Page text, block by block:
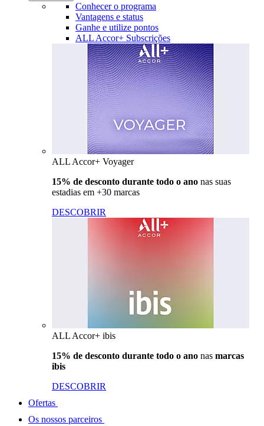
Conhecer o programa
Vantagens e status
Ganhe e utilize pontos
ALL Accor+ Subscrições
ALL Accor+ Voyager
15% de desconto durante todo o ano nas suas
estadias em +30 marcas
DESCOBRIR
ALL Accor+ ibis
15% de desconto durante todo o ano nas marcas
ibis
DESCOBRIR
Ofertas
Os nossos parceiros